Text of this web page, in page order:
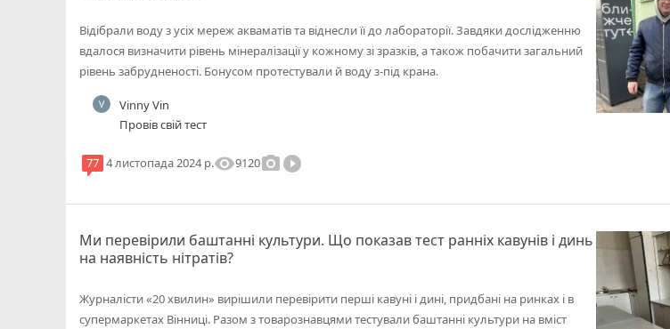
Відібрали воду з усіх мереж акваматів та віднесли її до лабораторії. Завдяки дослідженню
вдалося визначити рівень мінералізації у кожному зі зразків, а також побачити загальний
рівень забрудненості. Бонусом протестували й воду з-під крана.
Vinny Vin
Провів свій тест
77 4 листопада 2024 р.visibility9120photo_cameraplay_circle_filled
Ми перевірили баштанні культури. Що показав тест ранніх кавунів і динь
на наявність нітратів?
Журналісти «20 хвилин» вирішили перевірити перші кавуні і дині, придбані на ринках і в
супермаркетах Вінниці. Разом з товарознавцями тестували баштанні культури на вміст